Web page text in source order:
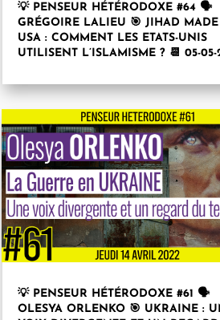
💡 PENSEUR HÉTÉRODOXE #64 🗣
GRÉGOIRE LALIEU 🎯 JIHAD
USA : COMMENT LES ETATS-UNIS
UTILISENT L’ISLAMISME ? 📆 05-05-
💡 PENSEUR HÉTÉRODOXE #61 🗣
OLESYA ORLENKO 🎯 UKRAINE :